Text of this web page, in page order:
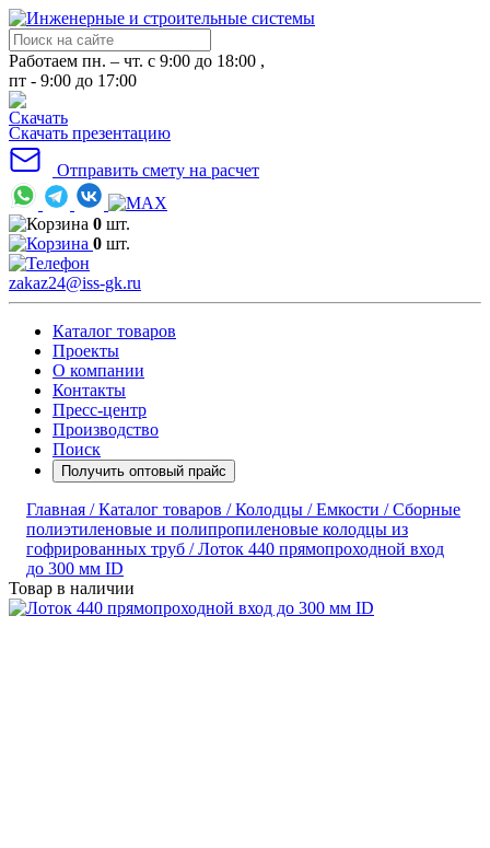
Работаем пн. – чт. с 9:00 до 18:00 ,
пт - 9:00 до 17:00
Скачать презентацию
Отправить смету на расчет
0 шт.
0 шт.
zakaz24@iss-gk.ru
Каталог товаров
Проекты
О компании
Контакты
Пресс-центр
Производство
Поиск
Получить оптовый прайс
Главная /Каталог товаров /Колодцы / Емкости /Сборные
полиэтиленовые и полипропиленовые колодцы из
гофрированных труб /Лоток 440 прямопроходной вход
до 300 мм ID
Товар в наличии